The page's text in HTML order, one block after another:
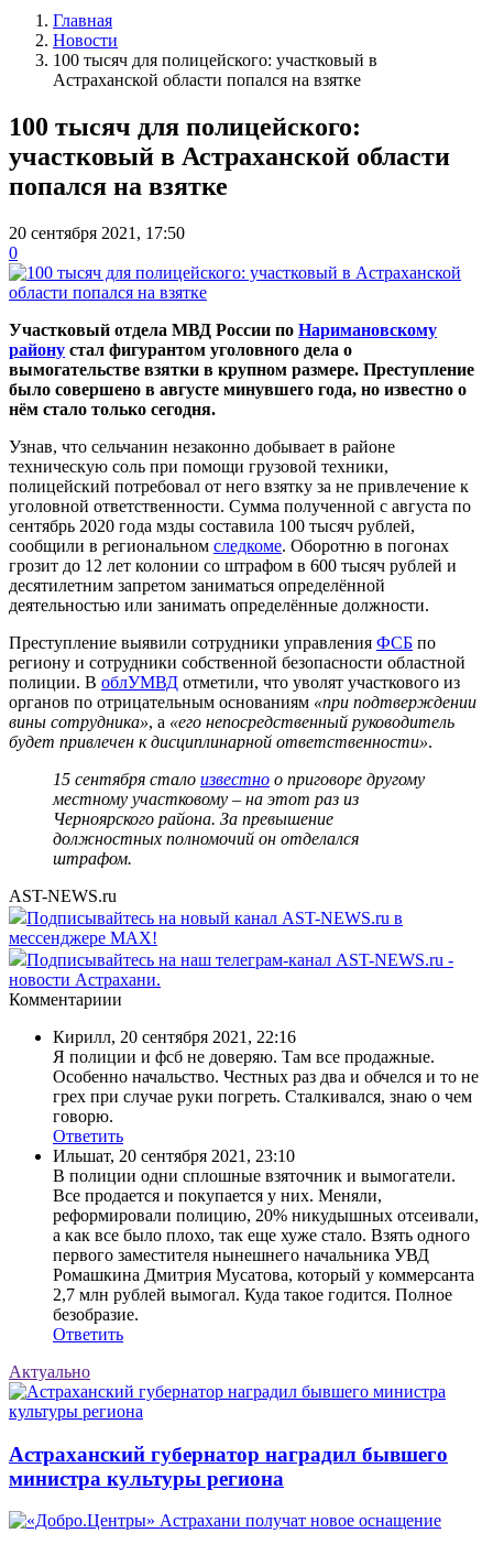
Главная
Новости
100 тысяч для полицейского: участковый в
Астраханской области попался на взятке
100 тысяч для полицейского:
участковый в Астраханской области
попался на взятке
20 сентября 2021, 17:50
0
Участковый отдела МВД России по Наримановскому
району стал фигурантом уголовного дела о
вымогательстве взятки в крупном размере. Преступление
было совершено в августе минувшего года, но известно о
нём стало только сегодня.
Узнав, что сельчанин незаконно добывает в районе
техническую соль при помощи грузовой техники,
полицейский потребовал от него взятку за не привлечение к
уголовной ответственности. Сумма полученной с августа по
сентябрь 2020 года мзды составила 100 тысяч рублей,
сообщили в региональном следкоме. Оборотню в погонах
грозит до 12 лет колонии со штрафом в 600 тысяч рублей и
десятилетним запретом заниматься определённой
деятельностью или занимать определённые должности.
Преступление выявили сотрудники управления ФСБ по
региону и сотрудники собственной безопасности областной
полиции. В облУМВД отметили, что уволят участкового из
органов по отрицательным основаниям «при подтверждении
вины сотрудника», а «его непосредственный руководитель
будет привлечен к дисциплинарной ответственности».
15 сентября стало известно о приговоре другому
местному участковому – на этот раз из
Черноярского района. За превышение
должностных полномочий он отделался
штрафом.
AST-NEWS.ru
Подписывайтесь на новый канал AST-NEWS.ru в
мессенджере MAX!
Подписывайтесь на наш телеграм-канал AST-NEWS.ru -
новости Астрахани.
Комментариии
Кирилл, 20 сентября 2021, 22:16
Я полиции и фсб не доверяю. Там все продажные.
Особенно начальство. Честных раз два и обчелся и то не
грех при случае руки погреть. Сталкивался, знаю о чем
говорю.
Ответить
Ильшат, 20 сентября 2021, 23:10
В полиции одни сплошные взяточник и вымогатели.
Все продается и покупается у них. Меняли,
реформировали полицию, 20% никудышных отсеивали,
а как все было плохо, так еще хуже стало. Взять одного
первого заместителя нынешнего начальника УВД
Ромашкина Дмитрия Мусатова, который у коммерсанта
2,7 млн рублей вымогал. Куда такое годится. Полное
безобразие.
Ответить
Актуально
Астраханский губернатор наградил бывшего
министра культуры региона